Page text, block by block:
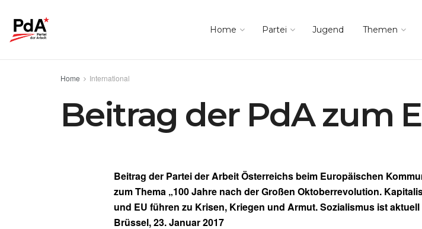
Home Partei Jugend Themen
Home International
Beitrag der PdA zum
Beitrag der Partei der Arbeit Österreichs beim Europäischen
zum Thema „100 Jahre nach der Großen Oktoberrevolution.
und EU führen zu Krisen, Kriegen und Armut. Sozialismus ist
Brüssel, 23. Januar 2017